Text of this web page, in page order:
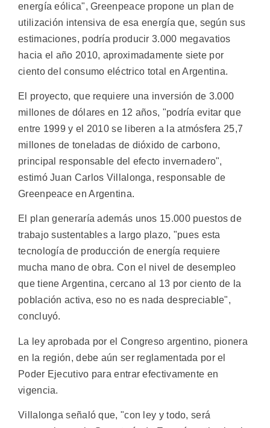
energía eólica", Greenpeace propone un plan de
utilización intensiva de esa energía que, según sus
estimaciones, podría producir 3.000 megavatios
hacia el año 2010, aproximadamente siete por
ciento del consumo eléctrico total en Argentina.
El proyecto, que requiere una inversión de 3.000
millones de dólares en 12 años, "podría evitar que
entre 1999 y el 2010 se liberen a la atmósfera 25,7
millones de toneladas de dióxido de carbono,
principal responsable del efecto invernadero",
estimó Juan Carlos Villalonga, responsable de
Greenpeace en Argentina.
El plan generaría además unos 15.000 puestos de
trabajo sustentables a largo plazo, "pues esta
tecnología de producción de energía requiere
mucha mano de obra. Con el nivel de desempleo
que tiene Argentina, cercano al 13 por ciento de la
población activa, eso no es nada despreciable",
concluyó.
La ley aprobada por el Congreso argentino, pionera
en la región, debe aún ser reglamentada por el
Poder Ejecutivo para entrar efectivamente en
vigencia.
Villalonga señaló que, "con ley y todo, será